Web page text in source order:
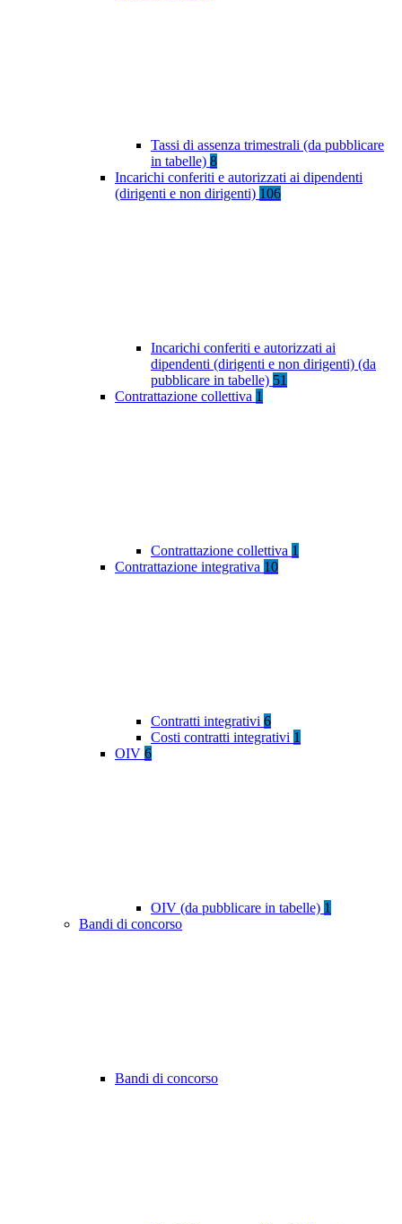
Tassi di assenza trimestrali (da pubblicare
in tabelle) 8
Incarichi conferiti e autorizzati ai dipendenti
(dirigenti e non dirigenti) 106
Incarichi conferiti e autorizzati ai
dipendenti (dirigenti e non dirigenti) (da
pubblicare in tabelle) 51
Contrattazione collettiva 1
Contrattazione collettiva 1
Contrattazione integrativa 10
Contratti integrativi 6
Costi contratti integrativi 1
OIV 6
OIV (da pubblicare in tabelle) 1
Bandi di concorso
Bandi di concorso